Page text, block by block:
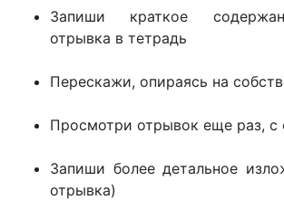
Запиши краткое
отрывка в тетрадь
Перескажи, опираясь на
Просмотри отрывок еще раз, с
Запиши более детальное
отрывка)